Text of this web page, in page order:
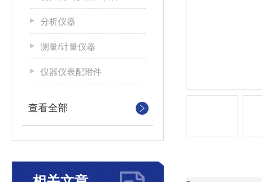
分析仪器
测量/计量仪器
仪器仪表配附件
查看全部